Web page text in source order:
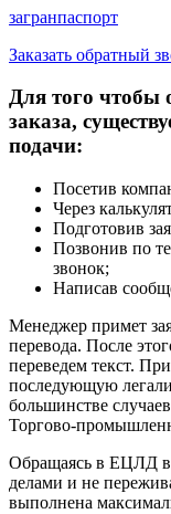
загранпаспорт
Заказать обратный
Для того чтобы
заказа,
подачи:
Посетив
Через
Подготовив
Позвонив по
звонок;
Написав
Менеджер примет
перевода. После
переведем текст.
последующую
большинстве
Торгово-
Обращаясь в ЕЦЛД
делами и не
выполнена